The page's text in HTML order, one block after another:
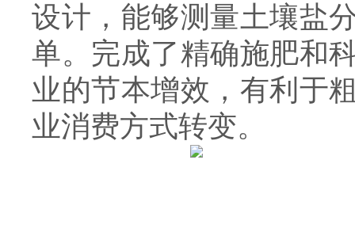
设计，能够测量土壤盐
单。完成了精确施肥和
业的节本增效，有利于
业消费方式转变。